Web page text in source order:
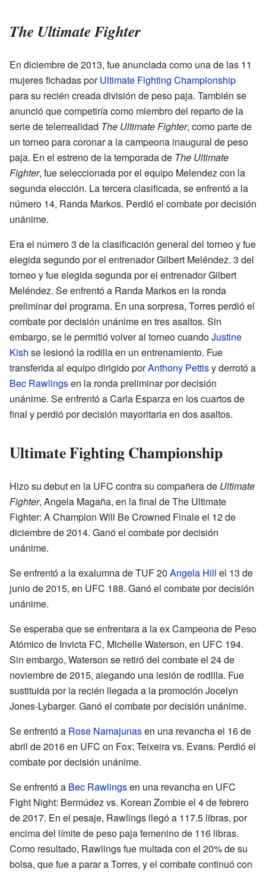
The Ultimate Fighter
En diciembre de 2013, fue anunciada como una de las 11
mujeres fichadas porUltimate Fighting Championship
para su recién creada división de peso paja. También se
anunció que competiría como miembro del reparto de la
serie de telerrealidad The Ultimate Fighter, como parte de
un torneo para coronar a la campeona inaugural de peso
paja. En el estreno de la temporada de The Ultimate
Fighter, fue seleccionada por el equipo Melendez con la
segunda elección. La tercera clasificada, se enfrentó a la
número 14, Randa Markos. Perdió el combate por decisión
unánime.
Era el número 3 de la clasificación general del torneo y fue
elegida segundo por el entrenador Gilbert Meléndez. 3 del
torneo y fue elegida segunda por el entrenador Gilbert
Meléndez. Se enfrentó a Randa Markos en la ronda
preliminar del programa. En una sorpresa, Torres perdió el
combate por decisión unánime en tres asaltos. Sin
embargo, se le permitió volver al torneo cuandoJustine
Kish se lesionó la rodilla en un entrenamiento. Fue
transferida al equipo dirigido porAnthony Pettisy derrotó a
Bec Rawlingsen la ronda preliminar por decisión
unánime. Se enfrentó a Carla Esparza en los cuartos de
final y perdió por decisión mayoritaria en dos asaltos.
Ultimate Fighting Championship
Hizo su debut en la UFC contra su compañera de Ultimate
Fighter, Angela Magaña, en la final de The Ultimate
Fighter: A Champion Will Be Crowned Finale el 12 de
diciembre de 2014. Ganó el combate por decisión
unánime.
Se enfrentó a la exalumna de TUF 20 Angela Hill el 13 de
junio de 2015, en UFC 188. Ganó el combate por decisión
unánime.
Se esperaba que se enfrentara a la ex Campeona de Peso
Atómico de Invicta FC, Michelle Waterson, en UFC 194.
Sin embargo, Waterson se retiró del combate el 24 de
noviembre de 2015, alegando una lesión de rodilla. Fue
sustituida por la recién llegada a la promoción Jocelyn
Jones-Lybarger. Ganó el combate por decisión unánime.
Se enfrentó a Rose Namajunasen una revancha el 16 de
abril de 2016 en UFC on Fox: Teixeira vs. Evans. Perdió el
combate por decisión unánime.
Se enfrentó a Bec Rawlingsen una revancha en UFC
Fight Night: Bermúdez vs. Korean Zombie el 4 de febrero
de 2017. En el pesaje, Rawlings llegó a 117.5 libras, por
encima del límite de peso paja femenino de 116 libras.
Como resultado, Rawlings fue multada con el 20% de su
bolsa, que fue a parar a Torres, y el combate continuó con